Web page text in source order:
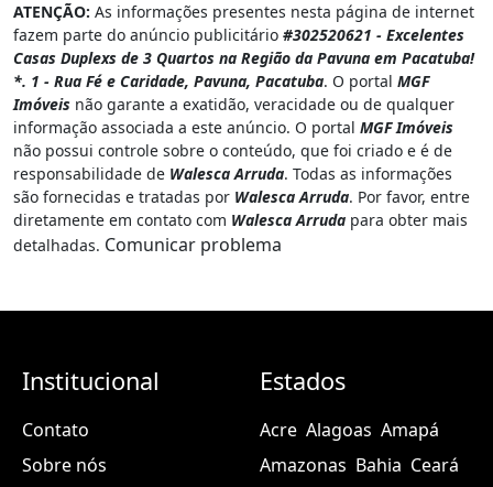
ATENÇÃO: As informações presentes nesta página de internet
fazem parte do anúncio publicitário #302520621 - Excelentes
Casas Duplexs de 3 Quartos na Região da Pavuna em Pacatuba!
*. 1 - Rua Fé e Caridade, Pavuna, Pacatuba. O portal MGF
Imóveis não garante a exatidão, veracidade ou de qualquer
informação associada a este anúncio. O portal MGF Imóveis
não possui controle sobre o conteúdo, que foi criado e é de
responsabilidade de Walesca Arruda. Todas as informações
são fornecidas e tratadas por Walesca Arruda. Por favor, entre
diretamente em contato com Walesca Arruda para obter mais
detalhadas. Comunicar problema
Institucional
Contato
Sobre nós
Estados
Acre Alagoas Amapá
Amazonas Bahia Ceará